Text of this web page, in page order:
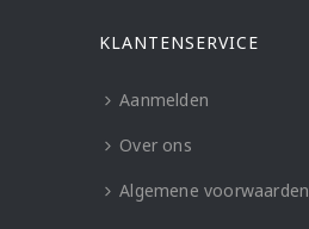
KLANTENSERVICE
Aanmelden
Over ons
Algemene voorwaarden